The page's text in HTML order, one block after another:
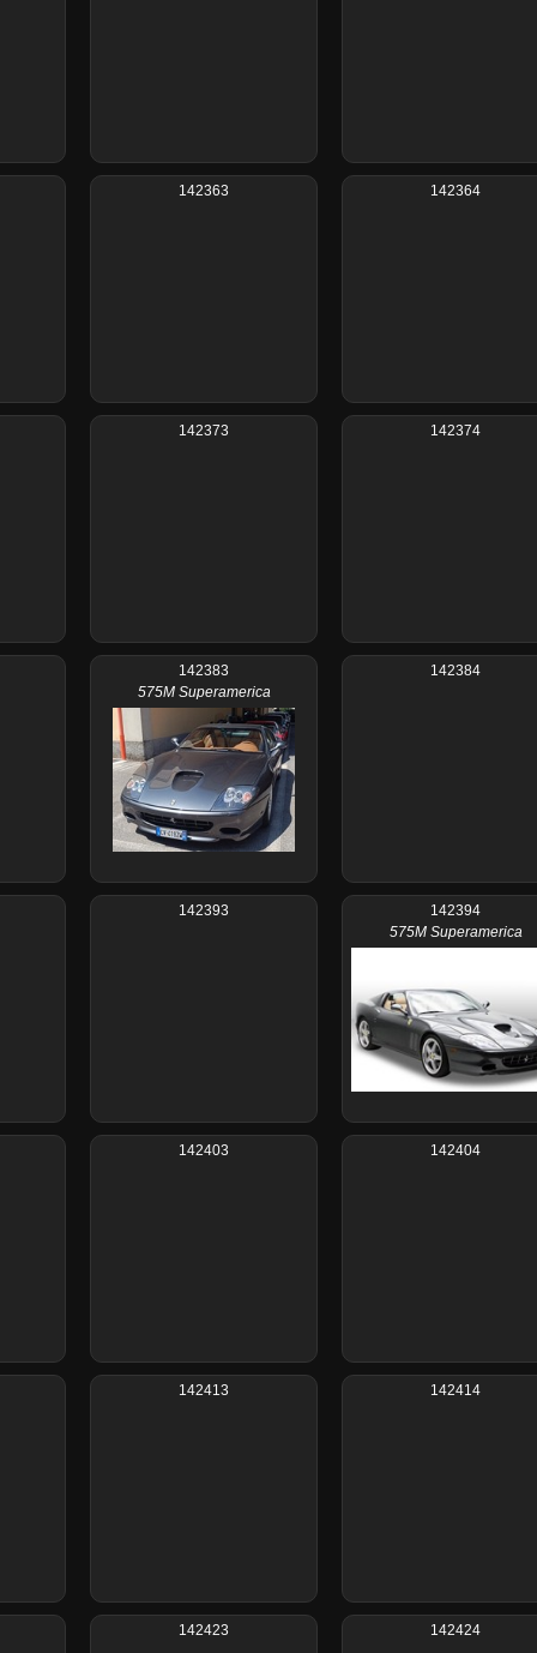
142363 142364
142373 142374
142383
575M Superamerica
142384
142393
142394
575M Superamerica
142403 142404
142413 142414
142423 142424